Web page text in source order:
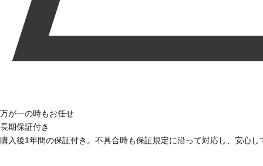
万が一の時もお任せ
長期保証付き
購入後1年間の保証付き。不具合時も保証規定に沿って対応し、安心